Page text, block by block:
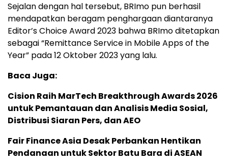
Sejalan dengan hal tersebut, BRImo pun berhasil
mendapatkan beragam penghargaan diantaranya
Editor’s Choice Award 2023 bahwa BRImo ditetapkan
sebagai “Remittance Service in Mobile Apps of the
Year” pada 12 Oktober 2023 yang lalu.
Baca Juga:
Cision Raih MarTech Breakthrough Awards 2026
untuk Pemantauan dan Analisis Media Sosial,
Distribusi Siaran Pers, dan AEO
Fair Finance Asia Desak Perbankan Hentikan
Pendanaan untuk Sektor Batu Bara di ASEAN